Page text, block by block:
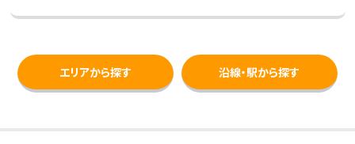
エリアから探す 沿線・駅から探す